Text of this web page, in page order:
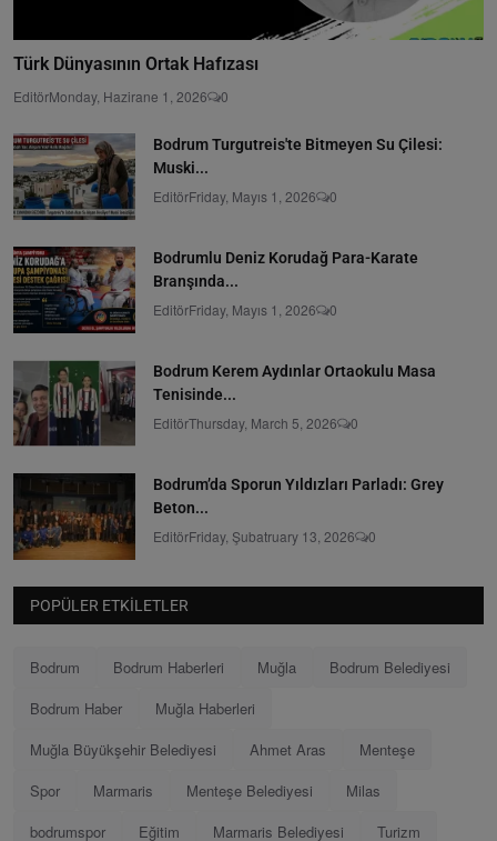
Türk Dünyasının Ortak Hafızası
EditörMonday, Hazirane 1, 2026 0
Bodrum Turgutreis'te Bitmeyen Su Çilesi:
Muski...
EditörFriday, Mayıs 1, 2026 0
Bodrumlu Deniz Korudağ Para-Karate
Branşında...
EditörFriday, Mayıs 1, 2026 0
Bodrum Kerem Aydınlar Ortaokulu Masa
Tenisinde...
EditörThursday, March 5, 2026 0
Bodrum’da Sporun Yıldızları Parladı: Grey
Beton...
EditörFriday, Şubatruary 13, 2026 0
POPÜLER ETKILETLER
Bodrum Bodrum Haberleri Muğla
Bodrum Belediyesi
Bodrum Haber
Muğla Haberleri
Muğla Büyükşehir Belediyesi
Ahmet Aras
Menteşe
Spor
Marmaris Menteşe Belediyesi
Milas
bodrumspor
Eğitim Marmaris Belediyesi
Turizm